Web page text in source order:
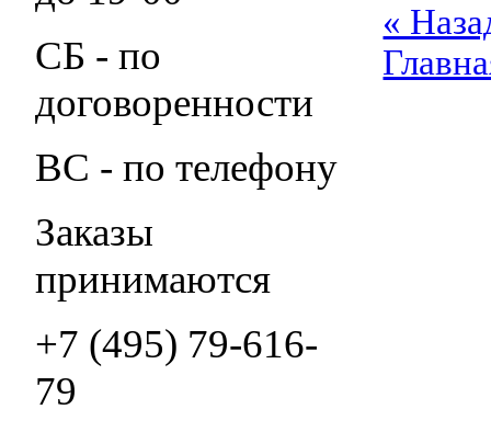
СБ - по
договоренности
ВС - по телефону
Заказы
принимаются
+7 (495) 79-616-
79
«